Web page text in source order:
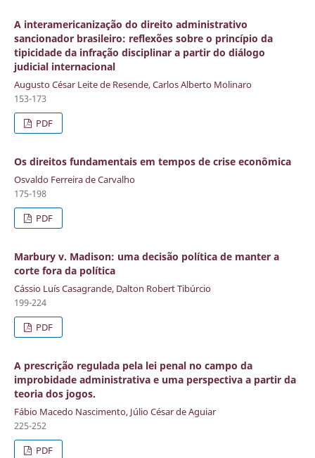
A interamericanização do direito administrativo
sancionador brasileiro: reflexões sobre o princípio da
tipicidade da infração disciplinar a partir do diálogo
judicial internacional
Augusto César Leite de Resende, Carlos Alberto Molinaro
153-173
PDF
Os direitos fundamentais em tempos de crise econômica
Osvaldo Ferreira de Carvalho
175-198
PDF
Marbury v. Madison: uma decisão política de manter a
corte fora da política
Cássio Luís Casagrande, Dalton Robert Tibúrcio
199-224
PDF
A prescrição regulada pela lei penal no campo da
improbidade administrativa e uma perspectiva a partir da
teoria dos jogos.
Fábio Macedo Nascimento, Júlio César de Aguiar
225-252
PDF